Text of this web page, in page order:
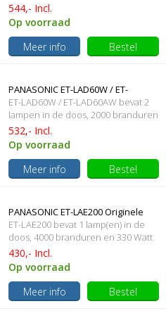
544,- Incl.
Op voorraad
Meer info
Bestel
PANASONIC ET-LAD60W / ET-
LAD60AW Merk lamp met behuizing
ET-LAD60W / ET-LAD60AW bevat 2
lampen in de doos, 2000 branduren
en 300 Watt
532,- Incl.
Op voorraad
Meer info
Bestel
PANASONIC ET-LAE200 Originele
lampmodule
ET-LAE200 bevat 1 lamp(en) in de
doos, 4000 branduren en 330 Watt
430,- Incl.
Op voorraad
Meer info
Bestel